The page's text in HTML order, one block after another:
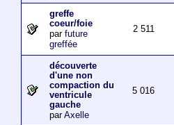
greffe
coeur/foie
par future
greffée
2 511
découverte
d'une non
compaction du
ventricule
gauche
parAxelle
5 016